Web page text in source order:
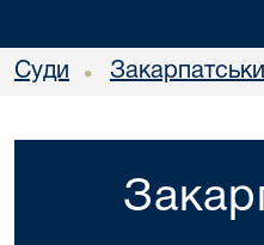
Суди •